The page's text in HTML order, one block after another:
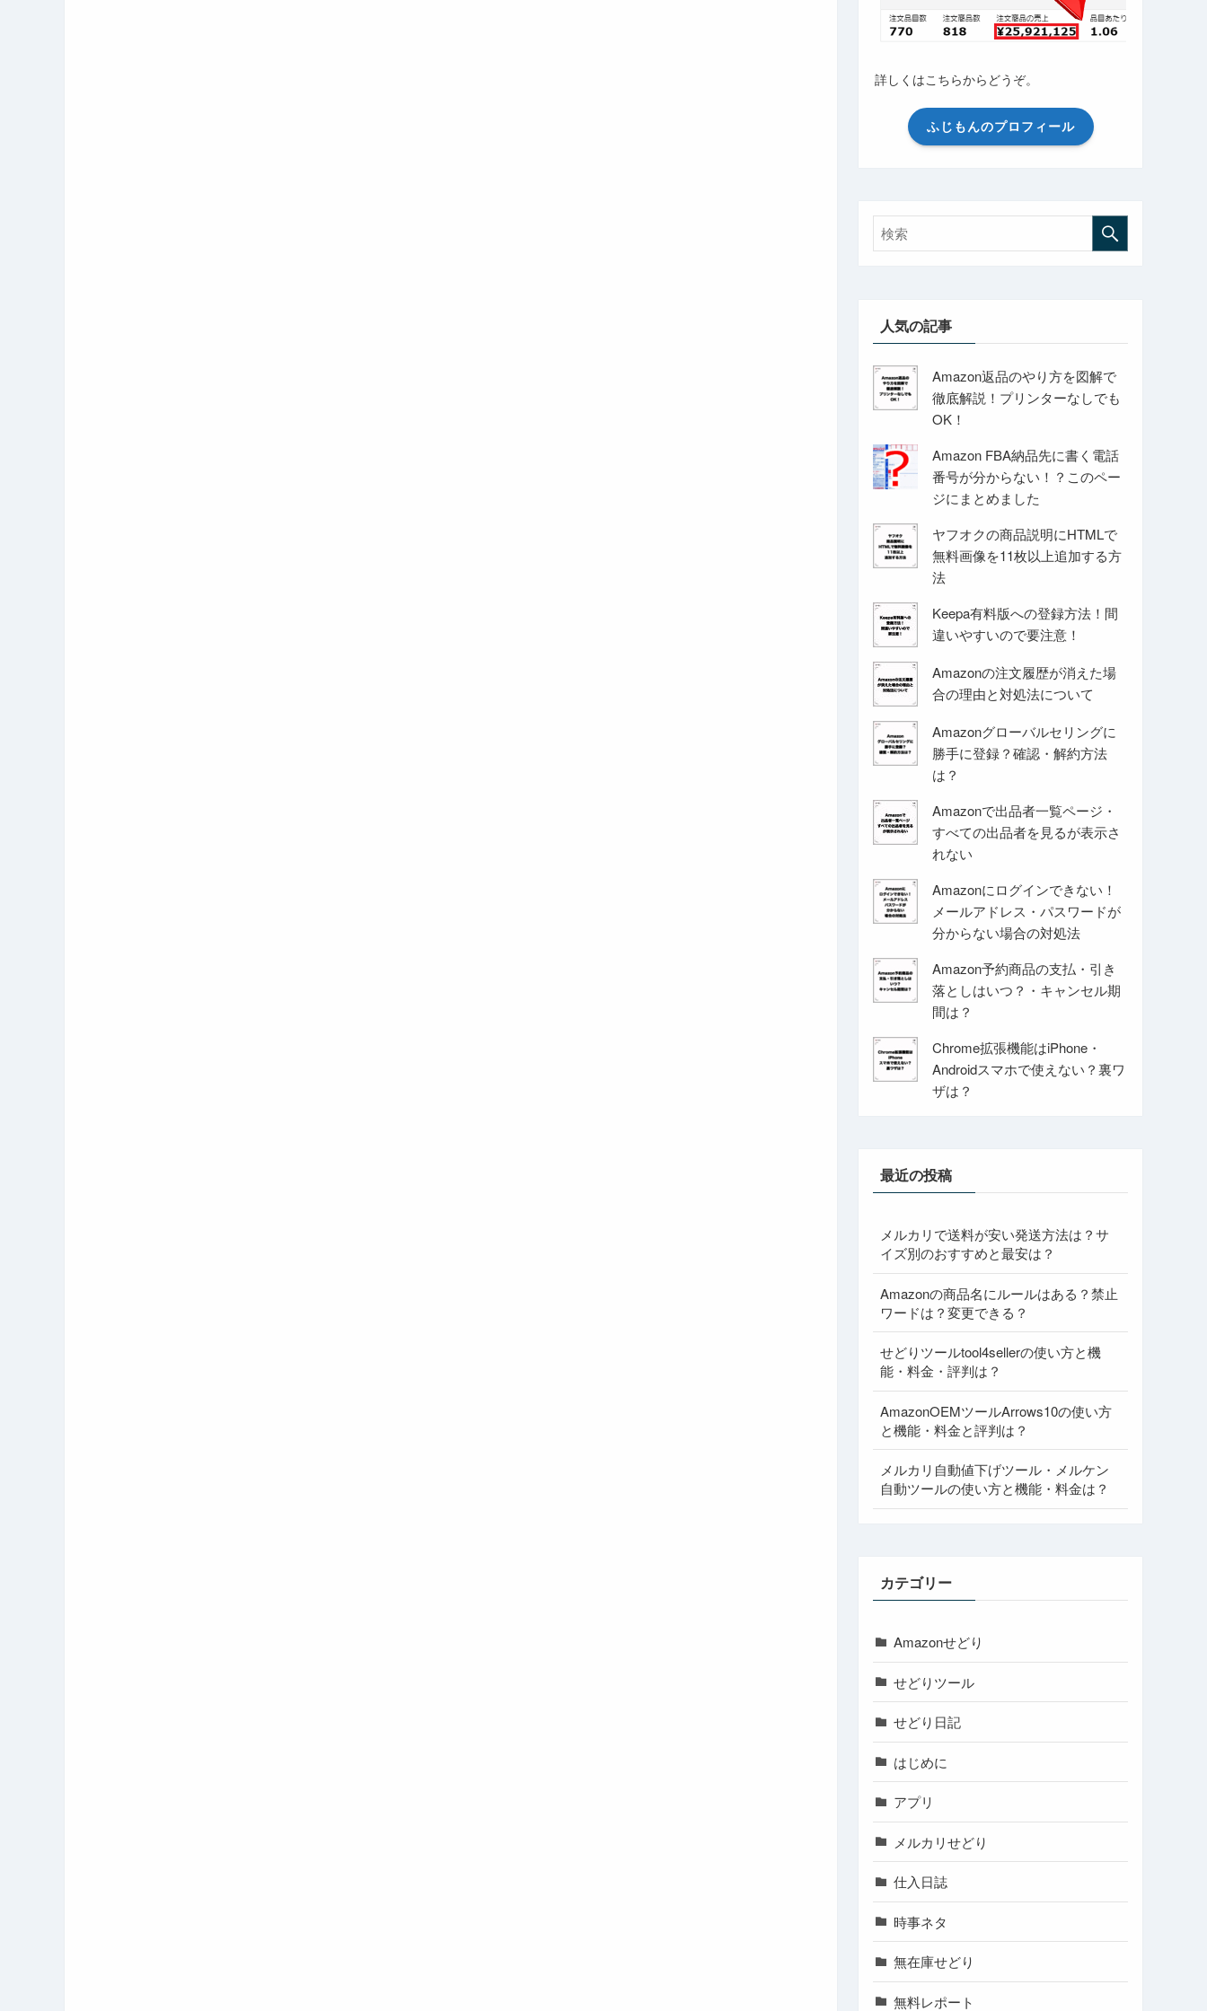
詳しくはこちらからどうぞ。
ふじもんのプロフィール
人気の記事
Amazon返品のやり方を図解で
徹底解説！プリンターなしでも
OK！
Amazon FBA納品先に書く電話
番号が分からない！？このペー
ジにまとめました
ヤフオクの商品説明にHTMLで
無料画像を11枚以上追加する方
法
Keepa有料版への登録方法！間
違いやすいので要注意！
Amazonの注文履歴が消えた場
合の理由と対処法について
Amazonグローバルセリングに
勝手に登録？確認・解約方法
は？
Amazonで出品者一覧ページ・
すべての出品者を見るが表示さ
れない
Amazonにログインできない！
メールアドレス・パスワードが
分からない場合の対処法
Amazon予約商品の支払・引き
落としはいつ？・キャンセル期
間は？
Chrome拡張機能はiPhone・
Androidスマホで使えない？裏ワ
ザは？
最近の投稿
メルカリで送料が安い発送方法は？サ
イズ別のおすすめと最安は？
Amazonの商品名にルールはある？禁止
ワードは？変更できる？
せどりツールtool4sellerの使い方と機
能・料金・評判は？
AmazonOEMツールArrows10の使い方
と機能・料金と評判は？
メルカリ自動値下げツール・メルケン
自動ツールの使い方と機能・料金は？
カテゴリー
Amazonせどり
せどりツール
せどり日記
はじめに
アプリ
メルカリせどり
仕入日誌
時事ネタ
無在庫せどり
無料レポート